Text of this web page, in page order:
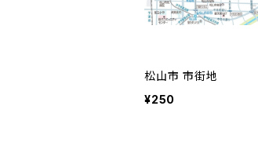
松山市 市街地
¥250